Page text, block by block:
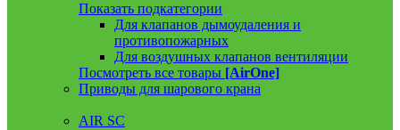
Показать подкатегории
Для клапанов дымоудаления и
противопожарных
Для воздушных клапанов вентиляции
Посмотреть все товары [AirOne]
Приводы для шарового крана
AIR SC